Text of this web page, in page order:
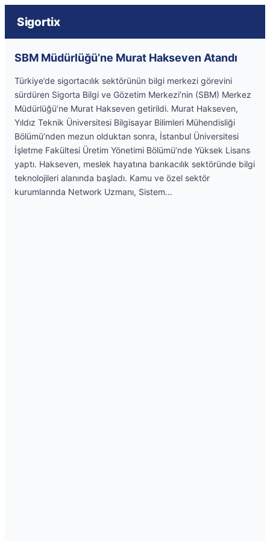
Sigortix
SBM Müdürlüğü’ne Murat Hakseven Atandı
Türkiye’de sigortacılık sektörünün bilgi merkezi görevini
sürdüren Sigorta Bilgi ve Gözetim Merkezi’nin (SBM) Merkez
Müdürlüğü’ne Murat Hakseven getirildi. Murat Hakseven,
Yıldız Teknik Üniversitesi Bilgisayar Bilimleri Mühendisliği
Bölümü’nden mezun olduktan sonra, İstanbul Üniversitesi
İşletme Fakültesi Üretim Yönetimi Bölümü’nde Yüksek Lisans
yaptı. Hakseven, meslek hayatına bankacılık sektöründe bilgi
teknolojileri alanında başladı. Kamu ve özel sektör
kurumlarında Network Uzmanı, Sistem…